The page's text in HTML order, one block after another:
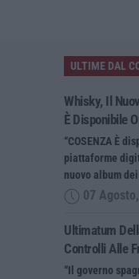
ULTIME DAL
Whisky, Il
È Disponibile
“COSENZA È
piattaforme
nuovo album
07
Ultimatum
Controlli Alle
“Il governo